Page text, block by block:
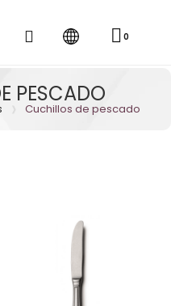
PESCADO
Cuchillos de pescado